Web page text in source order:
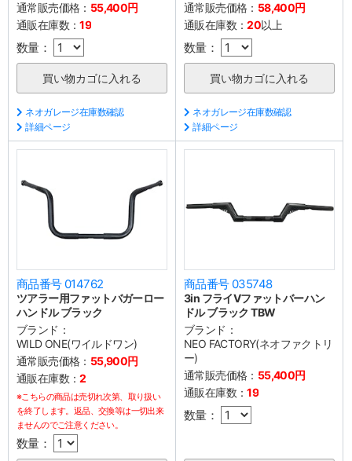
通常販売価格： 55,400円
通販在庫数：19
数量：
ネオガレージ在庫数確認
詳細ページ
通常販売価格： 58,400円
通販在庫数：20以上
数量：
ネオガレージ在庫数確認
詳細ページ
商品番号 014762
ツアラー用ファットバガーロー
ハンドル ブラック
ブランド：
WILD ONE(ワイルドワン)
通常販売価格： 55,900円
通販在庫数：2
※こちらの商品は売切れ次第、取り扱い
を終了します。返品、交換等は一切出来
ませんのでご注意ください。
数量：
商品番号 035748
3in フライVファットバーハン
ドル ブラック TBW
ブランド：
NEO FACTORY(ネオファクトリ
ー)
通常販売価格： 55,400円
通販在庫数：19
数量：